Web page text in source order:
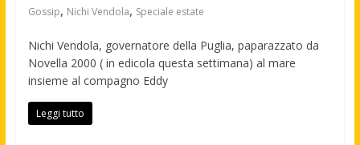
Gossip, Nichi Vendola, Speciale estate
Nichi Vendola, governatore della Puglia, paparazzato da
Novella 2000 ( in edicola questa settimana) al mare
insieme al compagno Eddy
Leggi tutto